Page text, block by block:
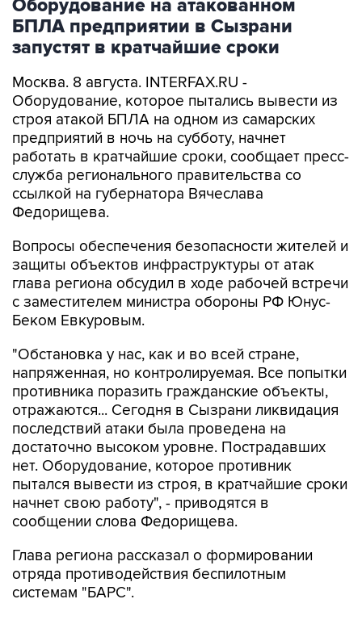
запустят в кратчайшие сроки
Москва. 8 августа. INTERFAX.RU -
строя атакой БПЛА на одном из самарских
предприятий в ночь на субботу, начнет
работать в кратчайшие сроки, сообщает пресс-
служба регионального правительства со
ссылкой на губернатора Вячеслава
Федорищева.
Вопросы обеспечения безопасности жителей и
глава региона обсудил в ходе рабочей встречи
с заместителем министра обороны РФ Юнус-
Беком Евкуровым.
"Обстановка у нас, как и во всей стране,
противника поразить гражданские объекты,
отражаются... Сегодня в Сызрани ликвидация
последствий атаки была проведена на
достаточно высоком уровне. Пострадавших
нет. Оборудование, которое противник
пытался вывести из строя, в кратчайшие сроки
начнет свою работу", - приводятся в
сообщении слова Федорищева.
Глава региона рассказал о формировании
системам "БАРС".
"Штатное расписание - 900 человек.